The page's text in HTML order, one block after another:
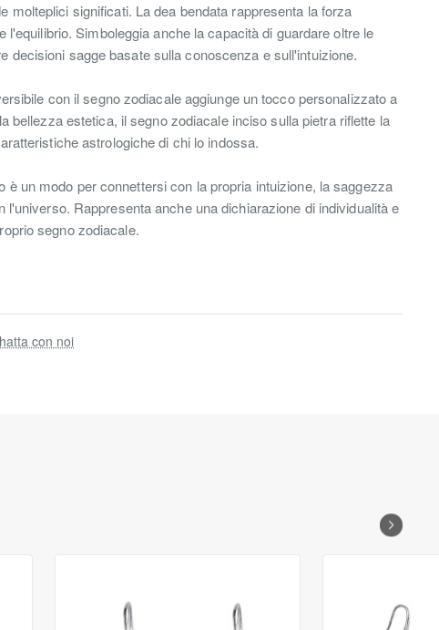
molteplici significati. La dea bendata rappresenta la forza
l'equilibrio. Simboleggia anche la capacità di guardare oltre le
decisioni sagge basate sulla conoscenza e sull'intuizione.
con il segno zodiacale aggiunge un tocco personalizzato a
bellezza estetica, il segno zodiacale inciso sulla pietra riflette la
astrologiche di chi lo indossa.
è un modo per connettersi con la propria intuizione, la saggezza
l'universo. Rappresenta anche una dichiarazione di individualità e
segno zodiacale.
con noi